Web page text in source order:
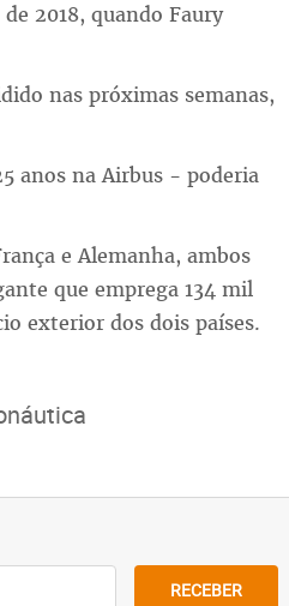
2018, quando Faury
nas próximas semanas,
anos na Airbus - poderia
e Alemanha, ambos
que emprega 134 mil
exterior dos dois países.
RECEBER